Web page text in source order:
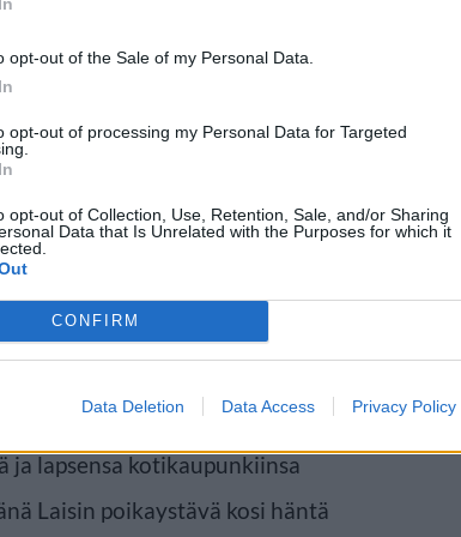
opt-out of the Sale of my Personal Data.
opt-out of processing my Personal Data for Targeted
opt-out of Collection, Use, Retention, Sale, and/or Sharing
Data that Is Unrelated with the Purposes for which it
CONFIRM
Data Deletion Data Access Privacy Policy
rumaksi
18-vuotiaana, kun ystävä sai
mallitoimistot eivät
kurvikas. Lopulta hän
elämänsä. Lais Ribeiro
lapsensa kotikaupunkiinsa
Laisin poikaystävä kosi häntä